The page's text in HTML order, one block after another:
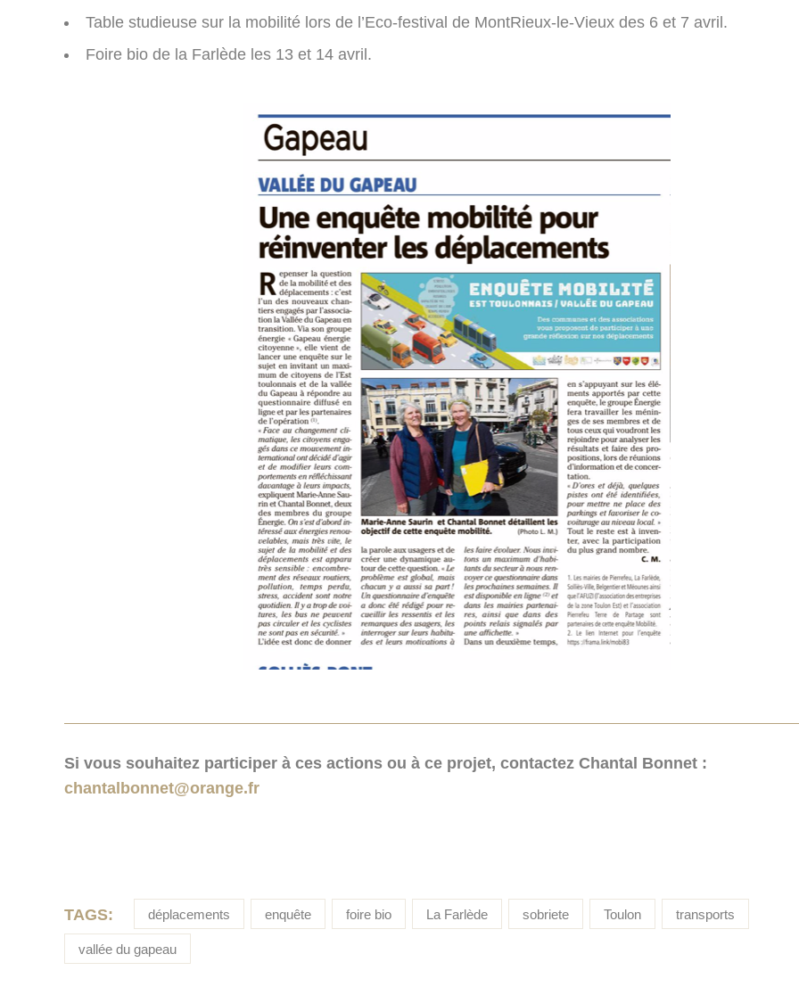
Table studieuse sur la mobilité lors de l’Eco-festival de MontRieux-le-Vieux des 6 et 7 avril.
Foire bio de la Farlède les 13 et 14 avril.
Si vous souhaitez participer à ces actions ou à ce projet, contactez Chantal Bonnet :
chantalbonnet@orange.fr
TAGS: déplacements enquête foire bio La Farlède sobriete Toulon transports
vallée du gapeau